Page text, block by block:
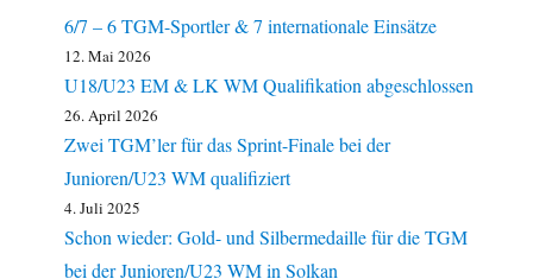
6/7 – 6 TGM-Sportler & 7 internationale Einsätze
12. Mai 2026
U18/U23 EM & LK WM Qualifikation abgeschlossen
26. April 2026
Zwei TGM’ler für das Sprint-Finale bei der
Junioren/U23 WM qualifiziert
4. Juli 2025
Schon wieder: Gold- und Silbermedaille für die TGM
bei der Junioren/U23 WM in Solkan